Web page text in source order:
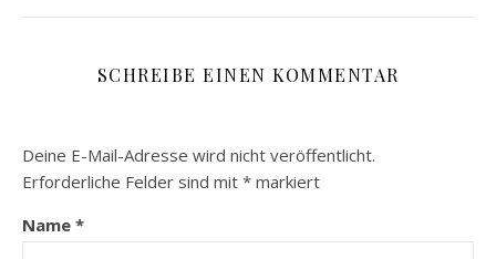
SCHREIBE EINEN KOMMENTAR
Deine E-Mail-Adresse wird nicht veröffentlicht.
Erforderliche Felder sind mit * markiert
Name *